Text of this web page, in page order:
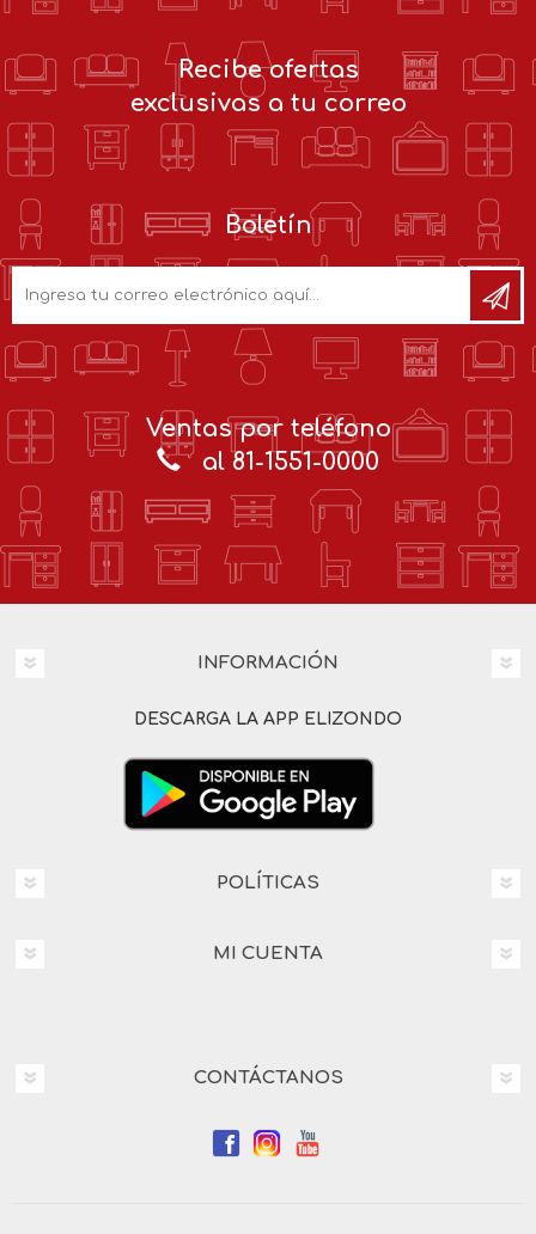
Recibe ofertas
exclusivas a tu correo
Boletín
Ventas por teléfono
al 81-1551-0000
INFORMACIÓN
DESCARGA LA APP ELIZONDO
POLÍTICAS
MI CUENTA
CONTÁCTANOS